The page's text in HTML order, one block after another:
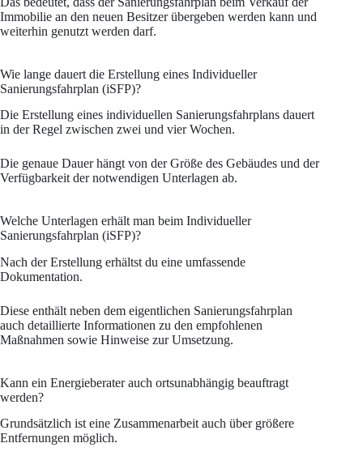
Immobilie an den neuen Besitzer übergeben werden kann und
weiterhin genutzt werden darf.
Wie lange dauert die Erstellung eines Individueller
Sanierungsfahrplan (iSFP)?
Die Erstellung eines individuellen Sanierungsfahrplans dauert
in der Regel zwischen zwei und vier Wochen.
Die genaue Dauer hängt von der Größe des Gebäudes und der
Verfügbarkeit der notwendigen Unterlagen ab.
Welche Unterlagen erhält man beim Individueller
Sanierungsfahrplan (iSFP)?
Nach der Erstellung erhältst du eine umfassende
Dokumentation.
Diese enthält neben dem eigentlichen Sanierungsfahrplan
auch detaillierte Informationen zu den empfohlenen
Maßnahmen sowie Hinweise zur Umsetzung.
Kann ein Energieberater auch ortsunabhängig beauftragt
werden?
Grundsätzlich ist eine Zusammenarbeit auch über größere
Entfernungen möglich.